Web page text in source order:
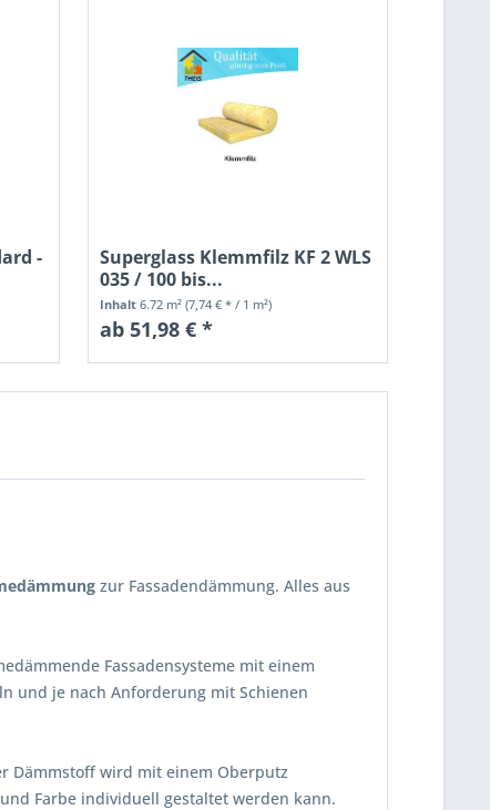
-
Superglass Klemmfilz KF 2 WLS
035 / 100 bis...
Inhalt 6.72 m² (7,74 € * / 1 m²)
ab 51,98 € *
zur Fassadendämmung. Alles aus
Fassadensysteme mit einem
und je nach Anforderung mit Schienen
Dämmstoff wird mit einem Oberputz
Farbe individuell gestaltet werden kann.